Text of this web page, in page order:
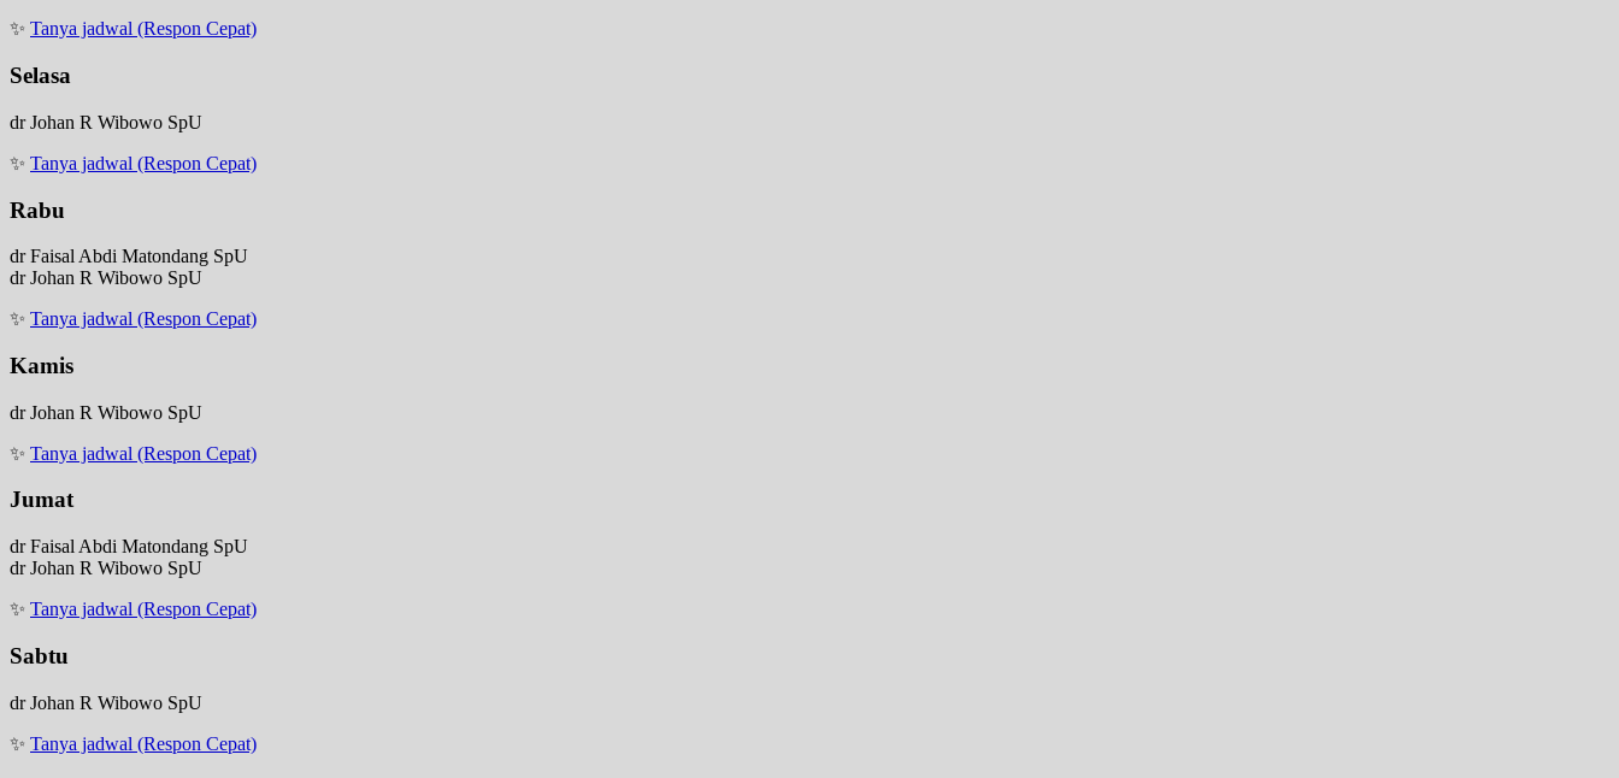
✨ Tanya jadwal (Respon Cepat)
Selasa
dr Johan R Wibowo SpU
✨ Tanya jadwal (Respon Cepat)
Rabu
dr Faisal Abdi Matondang SpU
dr Johan R Wibowo SpU
✨ Tanya jadwal (Respon Cepat)
Kamis
dr Johan R Wibowo SpU
✨ Tanya jadwal (Respon Cepat)
Jumat
dr Faisal Abdi Matondang SpU
dr Johan R Wibowo SpU
✨ Tanya jadwal (Respon Cepat)
Sabtu
dr Johan R Wibowo SpU
✨ Tanya jadwal (Respon Cepat)